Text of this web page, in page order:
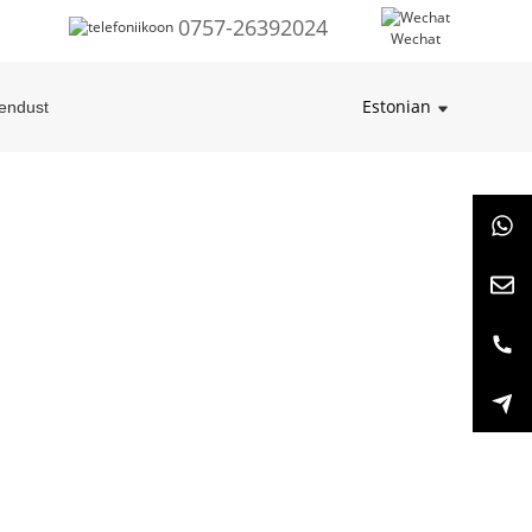
0757-26392024 Wechat
Estonian